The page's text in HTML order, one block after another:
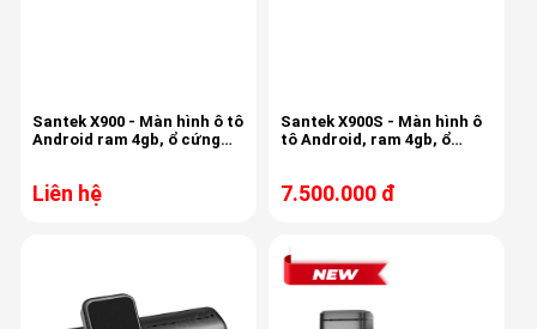
Santek X900 - Màn hình ô tô
Android ram 4gb, ổ cứng
Liên hệ
Santek X900S - Màn hình ô
tô Android, ram 4gb, ổ
7.500.000 đ